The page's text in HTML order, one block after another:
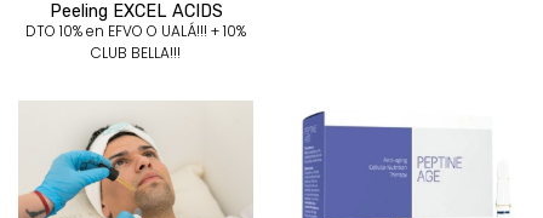
Peeling EXCEL ACIDS
DTO 10% en EFVO O UALÁ!!! + 10%
CLUB BELLA!!!